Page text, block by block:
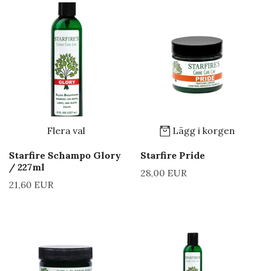
Flera val
Starfire Schampo Glory
/ 227ml
21,60 EUR
Lägg i korgen
Starfire Pride
28,00 EUR